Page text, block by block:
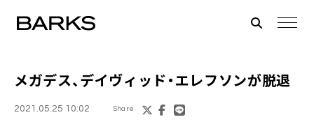
メガデス、デイヴィッド・エレフソンが脱退
2021.05.25 10:02 Share